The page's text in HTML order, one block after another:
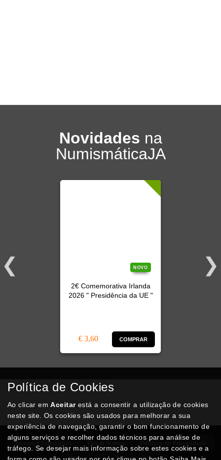
Novidades na
NumismáticaJA
NOVO
2€ Comemorativa Irlanda
2026 " Presidência da UE "
€ 3,60 COMPRAR
CompraSegura
Site com certificadoSSLe encriptado.
Termos e Condições Politica de Privacidade
RAL Livro Reclamações
Política de Cookies
Ao clicar emAceitarestá a consentir a utilização de cookies
neste site. Os cookies são usados para melhorar a sua
experiência de navegação, garantir o bom funcionamento de
alguns serviços e recolher dados técnicos para análise de
tráfego. Se desejar mais informação sobre estes cookies e a